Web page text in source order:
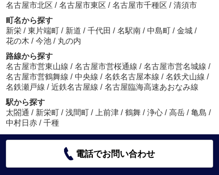
名古屋市北区 / 名古屋市東区 / 名古屋市千種区 / 清須市
町名から探す
新栄 / 東片端町 / 新道 / 千代田 / 名駅南 / 中島町 / 金城 /
花の木 / 今池 / 丸の内
路線から探す
名古屋市営東山線 / 名古屋市営桜通線 / 名古屋市営名城線 /
名古屋市営鶴舞線 / 中央線 / 名鉄名古屋本線 / 名鉄犬山線 /
名鉄瀬戸線 / 近鉄名古屋線 / 名古屋臨海高速あおなみ線
駅から探す
太閤通 / 新栄町 / 浅間町 / 上前津 / 鶴舞 / 浄心 / 高岳 / 亀島 /
中村日赤 / 千種
電話でお問い合わせ